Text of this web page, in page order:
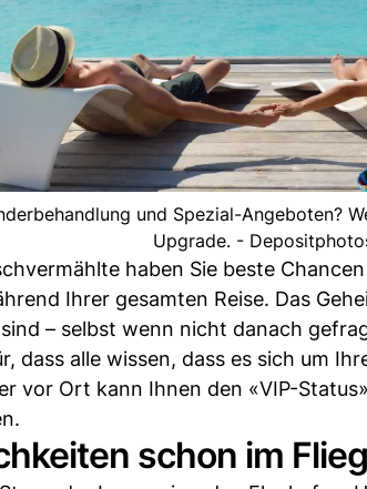
und Spezial-Angeboten?
Upgrade. -
haben Sie beste
Ihrer gesamten Reise. Das
– selbst wenn nicht danach
dass alle wissen, dass es sich um
vor Ort kann Ihnen den «VIP-
schon im